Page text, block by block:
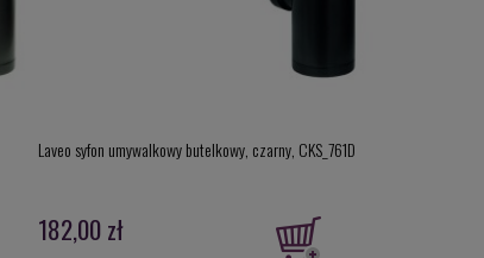
Laveo syfon umywalkowy butelkowy, czarny, CKS_761D
182,00 zł